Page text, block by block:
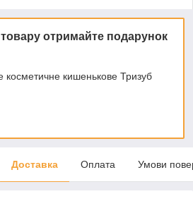
товару отримайте подарунок
косметичне кишенькове Тризуб
Доставка Оплата Умови